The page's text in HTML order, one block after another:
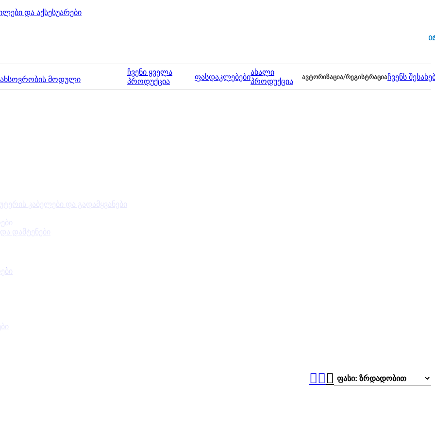
0
და აქსესუარები
მოდული
კაბელები და გადამყვანები
დამტენები
ჩვენი ყველა
პროდუქცია
ფასდაკლებები
ახალი
პროდუქცია
ᲐᲕᲢᲝᲠᲘᲖᲐᲪᲘᲐ/ᲠᲔᲒᲘᲡᲢᲠᲐᲪᲘᲐჩვენს